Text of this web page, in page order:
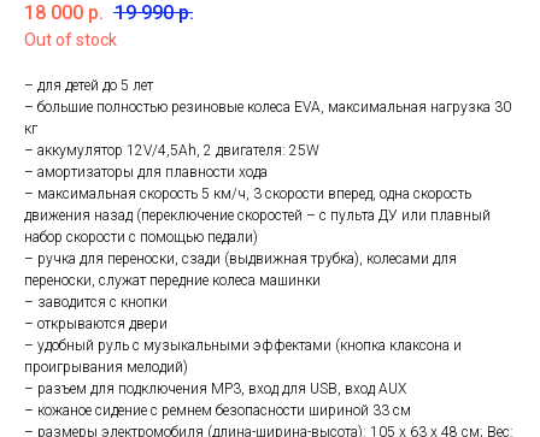
18 000 р. 19 990 р.
Out of stock
– для детей до 5 лет
– большие полностью резиновые колеса EVA, максимальная нагрузка 30
кг
– аккумулятор 12V/4,5Ah, 2 двигателя: 25W
– амортизаторы для плавности хода
– максимальная скорость 5 км/ч, 3 скорости вперед, одна скорость
движения назад (переключение скоростей – с пульта ДУ или плавный
набор скорости с помощью педали)
– ручка для переноски, сзади (выдвижная трубка), колесами для
переноски, служат передние колеса машинки
– заводится с кнопки
– открываются двери
– удобный руль с музыкальными эффектами (кнопка клаксона и
проигрывания мелодий)
– разъем для подключения MP3, вход для USB, вход AUX
– кожаное сидение с ремнем безопасности шириной 33 см
– размеры электромобиля (длина-ширина-высота): 105 x 63 x 48 см; Вес: